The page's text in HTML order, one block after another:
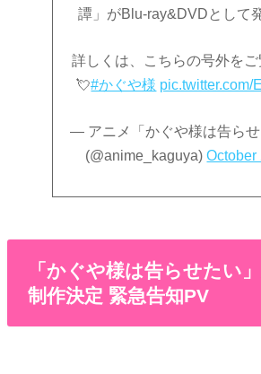
譚」がBlu-ray&DVDとして
詳しくは、こちらの号外を
💘#かぐや様 pic.twitter.com/
— アニメ「かぐや様は告ら
(@anime_kaguya)October
「かぐや様は告らせたい
制作決定 緊急告知PV